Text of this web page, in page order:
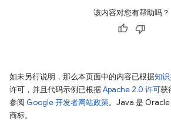
该内容对您有帮助吗？
如未另行说明，那么本页面中的内容已根据知
许可，并且代码示例已根据Apache 2.0 许可获
参阅 Google 开发者网站政策。Java 是
商标。